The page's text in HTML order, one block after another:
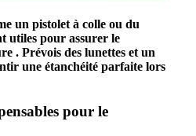
un pistolet à colle ou du
utiles pour assurer le
. Prévois des lunettes et un
une étanchéité parfaite lors
pour le